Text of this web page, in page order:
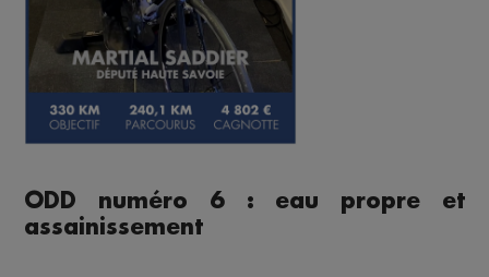
ODD numéro 6 : eau propre et
assainissement